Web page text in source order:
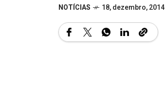
NOTÍCIAS 18, dezembro, 2014